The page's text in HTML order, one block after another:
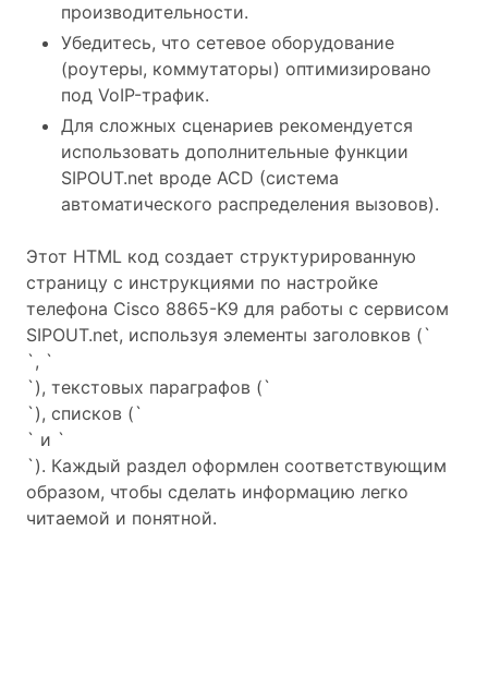
производительности.
Убедитесь, что сетевое оборудование
(роутеры, коммутаторы) оптимизировано
под VoIP-трафик.
Для сложных сценариев рекомендуется
использовать дополнительные функции
SIPOUT.net вроде ACD (система
автоматического распределения вызовов).
Этот HTML код создает структурированную
страницу с инструкциями по настройке
телефона Cisco 8865-K9 для работы с сервисом
SIPOUT.net, используя элементы заголовков (`
`, `
`), текстовых параграфов (`
`), списков (`
` и `
`). Каждый раздел оформлен соответствующим
образом, чтобы сделать информацию легко
читаемой и понятной.